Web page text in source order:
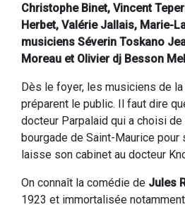
Christophe Binet, Vincent
Herbet, Valérie Jallais, Marie-
musiciens Séverin Toskano
Moreau et Olivier dj Besson
Dès le foyer, les musiciens de
préparent le public. Il faut dire
docteur Parpalaid qui a choisi
bourgade de Saint-Maurice pour
laisse son cabinet au docteur
On connaît la comédie de Jules
1923 et immortalisée